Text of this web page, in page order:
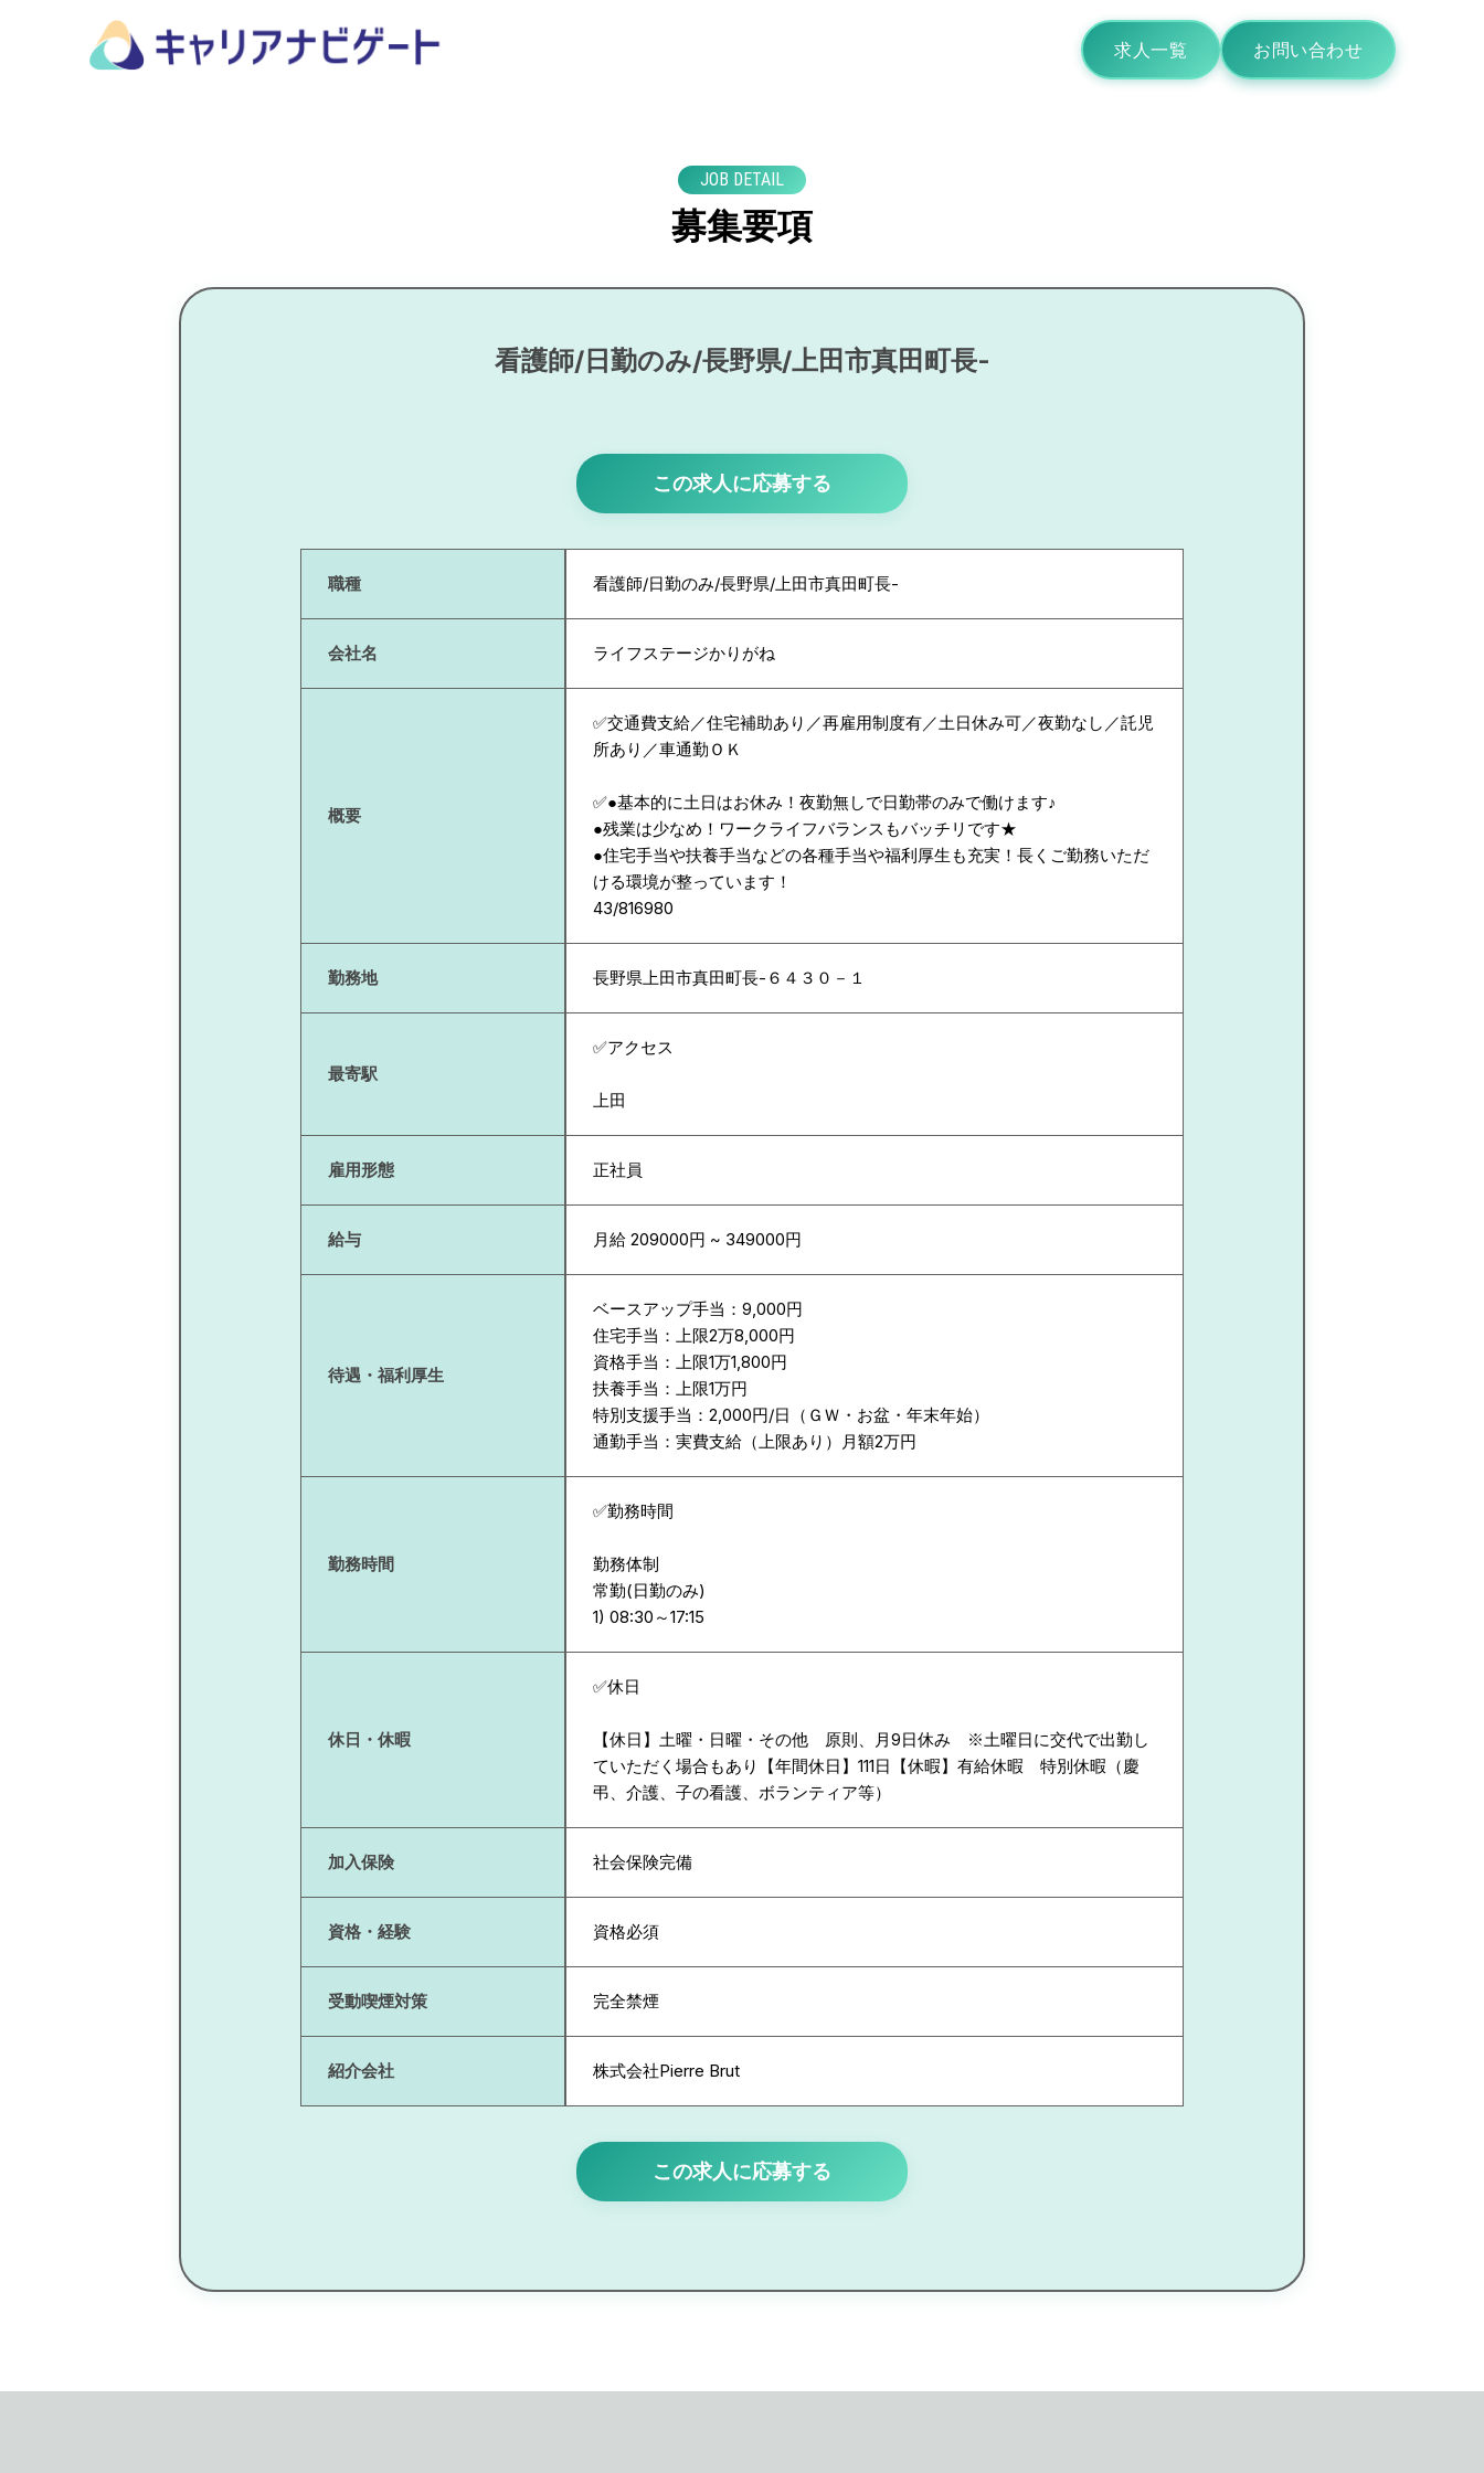
求人一覧 お問い合わせ
JOB DETAIL
募集要項
看護師/日勤のみ/長野県/上田市真田町長-
この求人に応募する
職種 看護師/日勤のみ/長野県/上田市真田町長-
会社名 ライフステージかりがね
概要
✅交通費支給／住宅補助あり／再雇用制度有／土日休み可／夜勤なし／託児
所あり／車通勤ＯＫ
✅●基本的に土日はお休み！夜勤無しで日勤帯のみで働けます♪
●残業は少なめ！ワークライフバランスもバッチリです★
●住宅手当や扶養手当などの各種手当や福利厚生も充実！長くご勤務いただ
ける環境が整っています！
43/816980
勤務地 長野県上田市真田町長-６４３０－１
最寄駅
✅アクセス
上田
雇用形態 正社員
給与 月給 209000円 ~ 349000円
待遇・福利厚生
ベースアップ手当：9,000円
住宅手当：上限2万8,000円
資格手当：上限1万1,800円
扶養手当：上限1万円
特別支援手当：2,000円/日（ＧＷ・お盆・年末年始）
通勤手当：実費支給（上限あり）月額2万円
勤務時間
✅勤務時間
勤務体制
常勤(日勤のみ)
休日・休暇
✅休日
【休日】土曜・日曜・その他 原則、月9日休み ※土曜日に交代で出勤し
ていただく場合もあり【年間休日】111日【休暇】有給休暇 特別休暇（慶
弔、介護、子の看護、ボランティア等）
加入保険 社会保険完備
資格・経験 資格必須
受動喫煙対策 完全禁煙
紹介会社 株式会社Pierre Brut
この求人に応募する